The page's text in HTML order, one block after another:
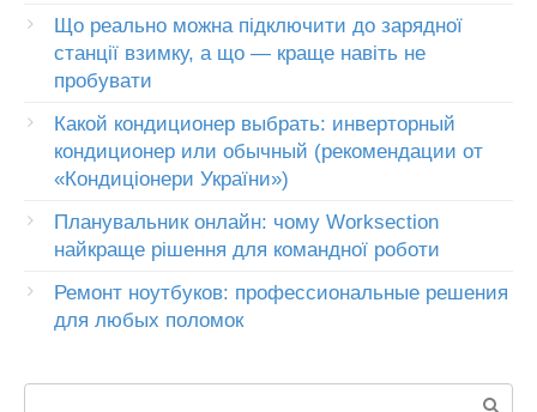
Що реально можна підключити до зарядної
станції взимку, а що — краще навіть не
пробувати
Какой кондиционер выбрать: инверторный
кондиционер или обычный (рекомендации от
«Кондиціонери України»)
Планувальник онлайн: чому Worksection
найкраще рішення для командної роботи
Ремонт ноутбуков: профессиональные решения
для любых поломок